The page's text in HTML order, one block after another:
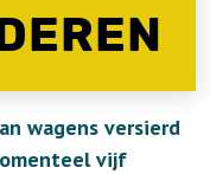
wagens versierd
vijf